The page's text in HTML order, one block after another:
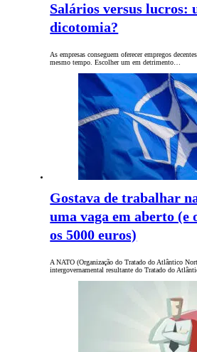
Salários versus lucros:
dicotomia?
As empresas conseguem oferecer empregos
mesmo tempo. Escolher um em detrimento…
Gostava de trabalhar
uma vaga em aberto (e
os 5000 euros)
A NATO (Organização do Tratado do Atlântico
intergovernamental resultante do Tratado do